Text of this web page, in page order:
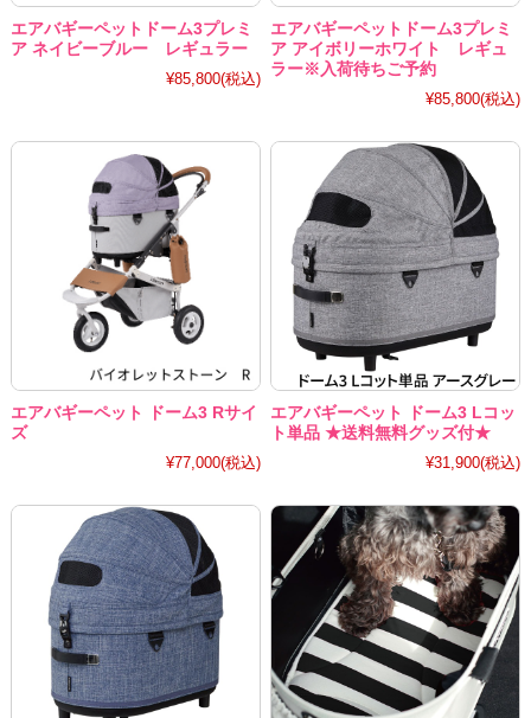
エアバギーペットドーム3プレミ
ア ネイビーブルー レギュラー
¥85,800(税込)
エアバギーペットドーム3プレミ
ア アイボリーホワイト レギュ
ラー※入荷待ちご予約
¥85,800(税込)
エアバギーペット ドーム3 Rサイ
ズ
¥77,000(税込)
エアバギーペット ドーム3 Lコッ
ト単品 ★送料無料グッズ付★
¥31,900(税込)